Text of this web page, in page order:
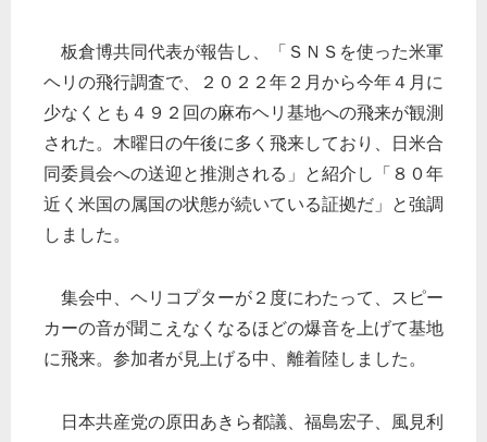
板倉博共同代表が報告し、「ＳＮＳを使った米軍
ヘリの飛行調査で、２０２２年２月から今年４月に
少なくとも４９２回の麻布ヘリ基地への飛来が観測
された。木曜日の午後に多く飛来しており、日米合
同委員会への送迎と推測される」と紹介し「８０年
近く米国の属国の状態が続いている証拠だ」と強調
しました。
集会中、ヘリコプターが２度にわたって、スピー
カーの音が聞こえなくなるほどの爆音を上げて基地
に飛来。参加者が見上げる中、離着陸しました。
日本共産党の原田あきら都議、福島宏子、風見利